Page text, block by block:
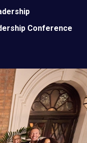
Conference
括创始分会会员及其配
董事兼全球董事会前主
EO 全球董事会董事